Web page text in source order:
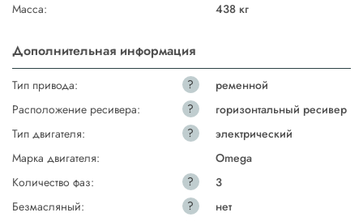
Масса:
438 кг
Дополнительная информация
Тип привода: ?
ременной
Расположение ресивера:
?
горизонтальный ресивер
Тип двигателя:
?
электрический
Марка двигателя:
Omega
Количество фаз:
?
3
Безмасляный:
?
нет